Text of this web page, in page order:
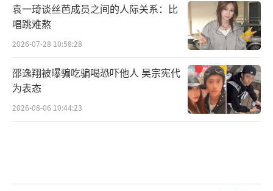
袁一琦谈丝芭成员之间的人际关系：比
唱跳难熬
2026-07-28 10:58:28
邵逸翔被曝骗吃骗喝恐吓他人 吴宗宪代
为表态
2026-08-06 10:44:23